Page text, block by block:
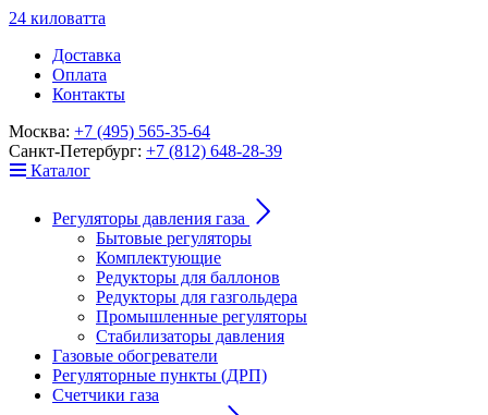
24 киловатта
Доставка
Оплата
Контакты
Москва: +7 (495) 565-35-64
Санкт-Петербург: +7 (812) 648-28-39
Каталог
Регуляторы давления газа
Бытовые регуляторы
Комплектующие
Редукторы для баллонов
Редукторы для газгольдера
Промышленные регуляторы
Стабилизаторы давления
Газовые обогреватели
Регуляторные пункты (ДРП)
Счетчики газа